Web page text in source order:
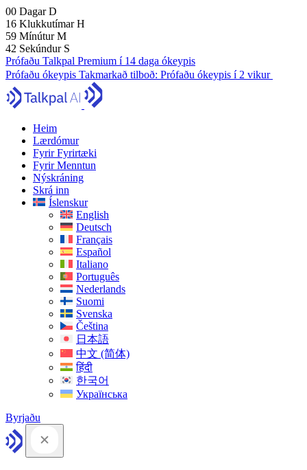
00 DagarD
16 KlukkutímarH
59 MínúturM
41 Sekúndur S
Prófaðu Talkpal Premium í 14 daga ókeypis
Prófaðu ókeypis Takmarkað tilboð: Prófaðu ókeypis í 2 vikur
Heim
Lærdómur
Fyrir Fyrirtæki
Fyrir Menntun
Nýskráning
Skrá inn
Íslenskur
English
Deutsch
Français
Español
Italiano
Português
Nederlands
Suomi
Svenska
Čeština
日本語
中文 (简体)
हिंदी
한국어
Українська
Byrjaðu